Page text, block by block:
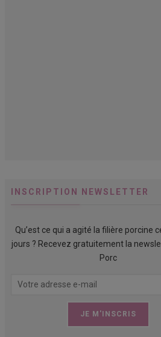
INSCRIPTION NEWSLETTER
Qu’est ce qui a agité la filière porcine
jours ? Recevez gratuitement la
Porc